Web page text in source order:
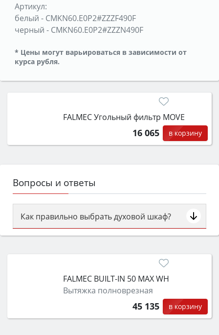
Артикул:
белый - CMKN60.E0P2#ZZZF490F
черный - CMKN60.E0P2#ZZZN490F
* Цены могут варьироваться в зависимости от
курса рубля.
FALMEC Угольный фильтр MOVE
16 065 в корзину
Вопросы и ответы
Как правильно выбрать духовой шкаф?
Сначала определитесь с типом (газовый или
затем смотрите на объём 50–70 л для семьи,
функции (конвекция, гриль, самоочистка,
защита от детей).
FALMEC BUILT-IN 50 MAX WH
Вытяжка полноврезная
45 135 в корзину